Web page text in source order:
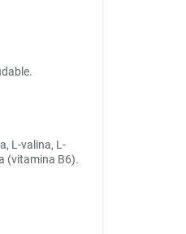
L-valina, L-
(vitamina B6).